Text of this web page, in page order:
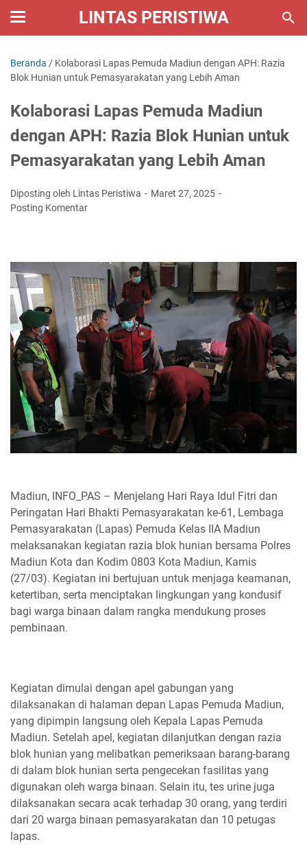
LINTAS PERISTIWA
Beranda / Kolaborasi Lapas Pemuda Madiun dengan APH: Razia
Blok Hunian untuk Pemasyarakatan yang Lebih Aman
Kolaborasi Lapas Pemuda Madiun
dengan APH: Razia Blok Hunian untuk
Pemasyarakatan yang Lebih Aman
Diposting oleh Lintas Peristiwa
Maret 27, 2025
Posting Komentar
Madiun, INFO_PAS – Menjelang Hari Raya Idul Fitri dan
Peringatan Hari Bhakti Pemasyarakatan ke-61, Lembaga
Pemasyarakatan (Lapas) Pemuda Kelas IIA Madiun
melaksanakan kegiatan razia blok hunian bersama Polres
Madiun Kota dan Kodim 0803 Kota Madiun, Kamis
(27/03). Kegiatan ini bertujuan untuk menjaga keamanan,
ketertiban, serta menciptakan lingkungan yang kondusif
bagi warga binaan dalam rangka mendukung proses
pembinaan.
Kegiatan dimulai dengan apel gabungan yang
dilaksanakan di halaman depan Lapas Pemuda Madiun,
yang dipimpin langsung oleh Kepala Lapas Pemuda
Madiun. Setelah apel, kegiatan dilanjutkan dengan razia
blok hunian yang melibatkan pemeriksaan barang-barang
di dalam blok hunian serta pengecekan fasilitas yang
digunakan oleh warga binaan. Selain itu, tes urine juga
dilaksanakan secara acak terhadap 30 orang, yang terdiri
dari 20 warga binaan pemasyarakatan dan 10 petugas
lapas.